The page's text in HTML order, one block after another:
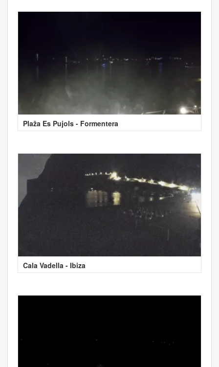
Plaža Es Pujols - Formentera
Cala Vadella - Ibiza